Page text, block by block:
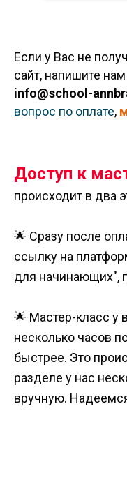
Если у Вас не
сайт, напишите
info@school-
вопрос по оплате,
Доступ к
происходит в два
🌟 Сразу после
ссылку на
для начинающих",
🌟 Мастер-класс у
несколько часов
быстрее. Это
разделе у нас
вручную.